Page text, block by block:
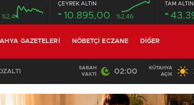
%2,44
ÇEYREK ALTIN
10.895,00 %2,46
TAM ALTIN
GAZETELERI NÖBETÇI ECZANE DIĞER
02:03 /
SABAH
VAKTI
02:00
KÜTAHYA
AÇIK